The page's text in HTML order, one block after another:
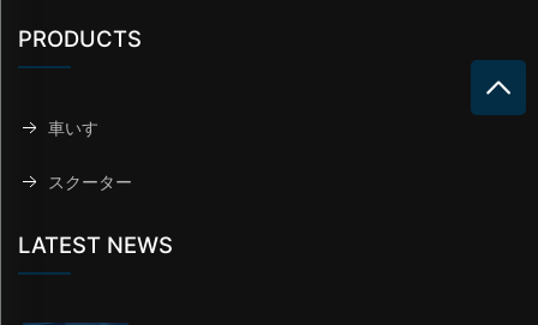
PRODUCTS
車いす
スクーター
LATEST NEWS